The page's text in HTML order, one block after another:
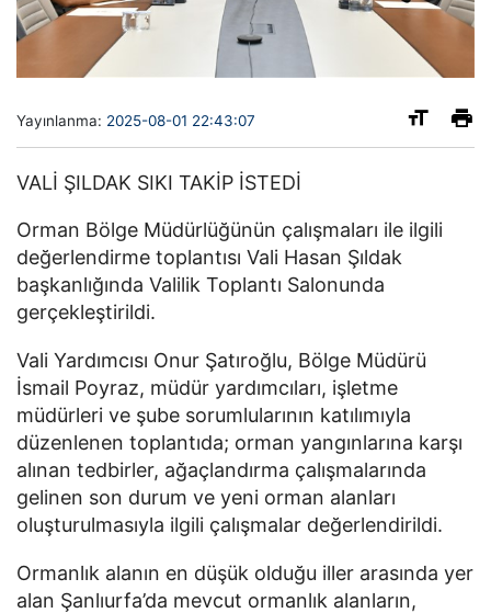
Yayınlanma: 2025-08-01 22:43:07
VALİ ŞILDAK SIKI TAKİP İSTEDİ
Orman Bölge Müdürlüğünün çalışmaları ile ilgili
değerlendirme toplantısı Vali Hasan Şıldak
başkanlığında Valilik Toplantı Salonunda
gerçekleştirildi.
Vali Yardımcısı Onur Şatıroğlu, Bölge Müdürü
İsmail Poyraz, müdür yardımcıları, işletme
müdürleri ve şube sorumlularının katılımıyla
düzenlenen toplantıda; orman yangınlarına karşı
alınan tedbirler, ağaçlandırma çalışmalarında
gelinen son durum ve yeni orman alanları
oluşturulmasıyla ilgili çalışmalar değerlendirildi.
Ormanlık alanın en düşük olduğu iller arasında yer
alan Şanlıurfa’da mevcut ormanlık alanların,